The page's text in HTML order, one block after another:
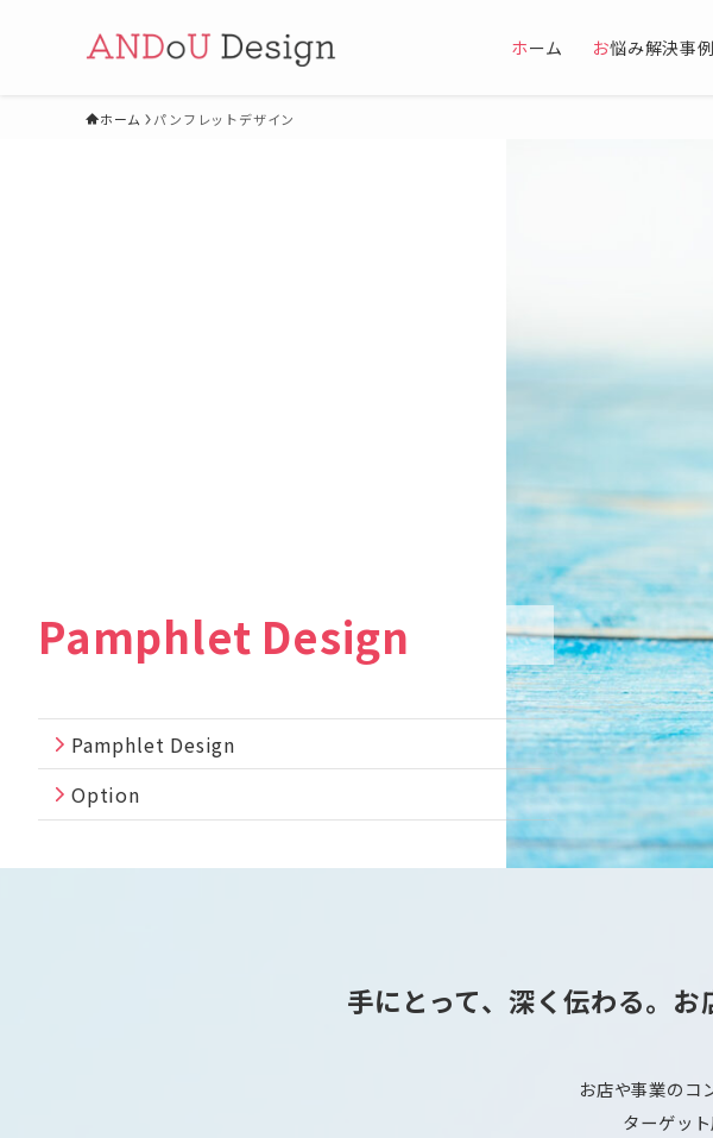
ホーム お悩み解決事例
ホーム パンフレットデザイン
Pamphlet Design
Pamphlet Design
Option
手にとって、深く伝わる。 お
お店や事業のコ
ターゲッ